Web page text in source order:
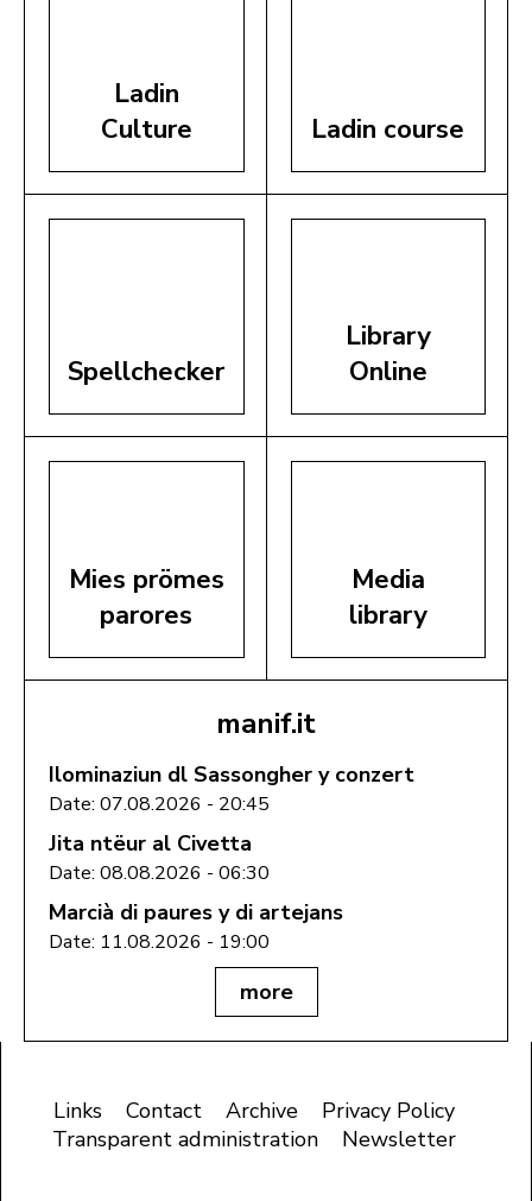
Ladin
Culture
Ladin course
Spellchecker
Library
Online
Mies prömes
parores
Media
library
manif.it
Ilominaziun dl Sassongher y conzert
Date: 07.08.2026 - 20:45
Jita ntëur al Civetta
Date: 08.08.2026 - 06:30
Marcià di paures y di artejans
Date: 11.08.2026 - 19:00
more
Links Contact Archive
Privacy Policy
Transparent administration
Newsletter